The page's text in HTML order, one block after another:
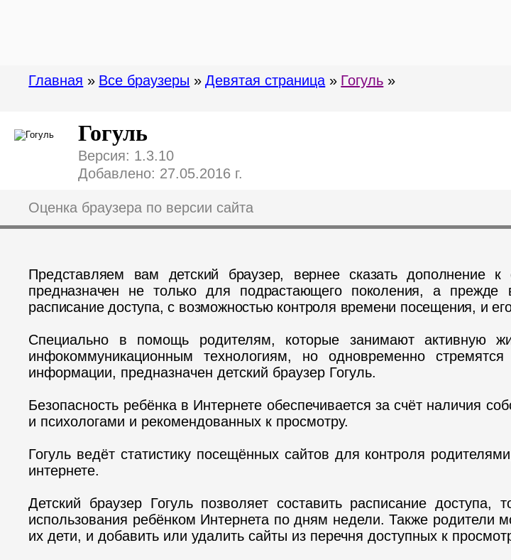
Оценка браузера по версии сайта
Представляем вам детский браузер, вернее сказать дополнение к
предназначен не только для подрастающего поколения, а прежде
расписание доступа, с возможностью контроля времени посещения, и
Специально в помощь родителям, которые занимают активную
инфокоммуникационным технологиям, но одновременно
информации, предназначен детский браузер Гогуль.
Безопасность ребёнка в Интернете обеспечивается за счёт наличия
и психологами и рекомендованных к просмотру.
Гогуль ведёт статистику посещённых сайтов для контроля
интернете.
Детский браузер Гогуль позволяет составить расписание доступа,
использования ребёнком Интернета по дням недели. Также родители
их дети, и добавить или удалить сайты из перечня доступных к
Главная » Все браузеры » Девятая страница » Гогуль »
Версия: 1.3.10
Добавлено: 27.05.2016 г.
Гогуль